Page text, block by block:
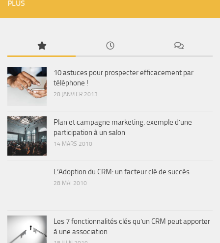
PLUS
10 astuces pour prospecter efficacement par
téléphone !
28 JANVIER 2013
Plan et campagne marketing: exemple d’une
participation à un salon
14 MARS 2010
L’Adoption du CRM: un facteur clé de succès
28 MAI 2010
Les 7 fonctionnalités clés qu’un CRM peut apporter
à une association